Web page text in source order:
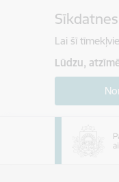
Sīkdatnes
Lai šī
Lūdzu,